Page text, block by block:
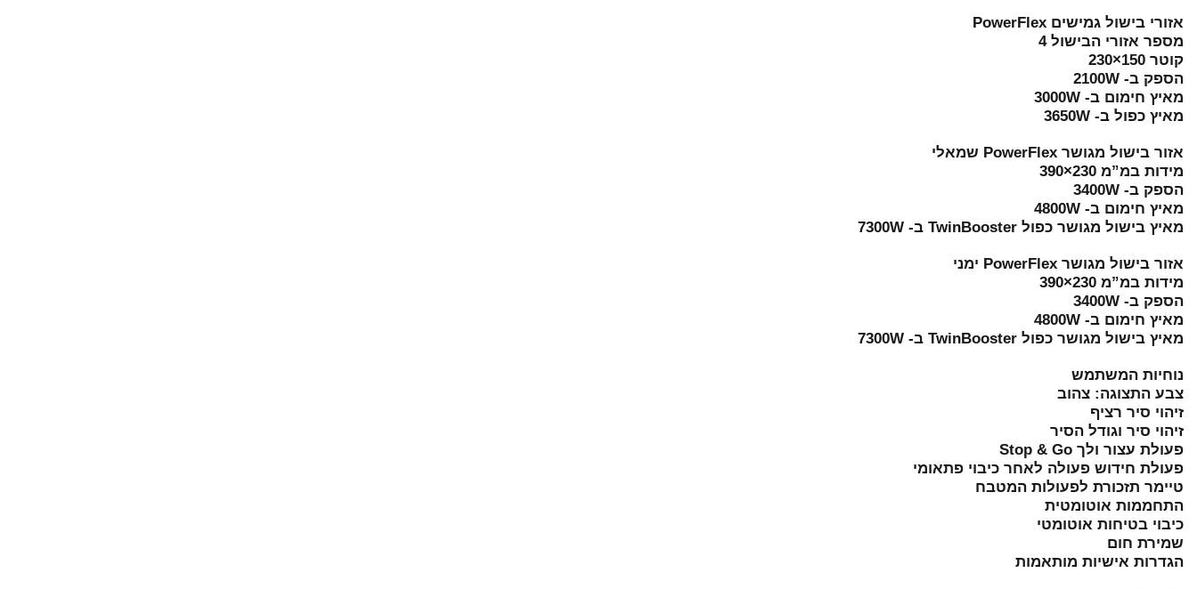
אזורי בישול גמישים PowerFlex
מספר אזורי הבישול 4
קוטר 150×230
הספק ב- 2100W
מאיץ חימום ב- 3000W
מאיץ כפול ב- 3650W
אזור בישול מגושר PowerFlex שמאלי
מידות במ”מ 230×390
הספק ב- 3400W
מאיץ חימום ב- 4800W
מאיץ בישול מגושר כפול TwinBooster ב- 7300W
אזור בישול מגושר PowerFlex ימני
מידות במ”מ 230×390
הספק ב- 3400W
מאיץ חימום ב- 4800W
מאיץ בישול מגושר כפול TwinBooster ב- 7300W
נוחיות המשתמש
צבע התצוגה: צהוב
זיהוי סיר רציף
זיהוי סיר וגודל הסיר
פעולת עצור ולך Stop & Go
פעולת חידוש פעולה לאחר כיבוי פתאומי
טיימר תזכורת לפעולות המטבח
התחממות אוטומטית
כיבוי בטיחות אוטומטי
שמירת חום
הגדרות אישיות מותאמות